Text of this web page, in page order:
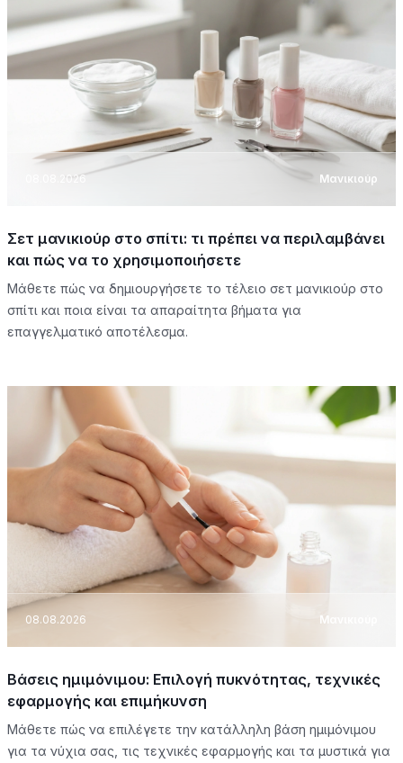
08.08.2026 Μανικιούρ
Σετ μανικιούρ στο σπίτι: τι πρέπει να περιλαμβάνει
και πώς να το χρησιμοποιήσετε
Μάθετε πώς να δημιουργήσετε το τέλειο σετ μανικιούρ στο
σπίτι και ποια είναι τα απαραίτητα βήματα για
επαγγελματικό αποτέλεσμα.
08.08.2026 Μανικιούρ
Βάσεις ημιμόνιμου: Επιλογή πυκνότητας, τεχνικές
εφαρμογής και επιμήκυνση
Μάθετε πώς να επιλέγετε την κατάλληλη βάση ημιμόνιμου
για τα νύχια σας, τις τεχνικές εφαρμογής και τα μυστικά για